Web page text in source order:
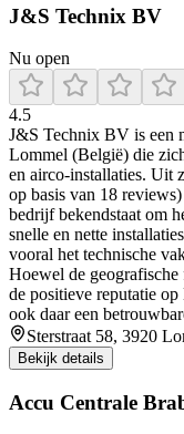
J&S Technix BV
Nu open
4.5
J&S Technix BV is een
Lommel (België) die
en airco-installaties. Uit
op basis van 18
bedrijf bekendstaat om
snelle en nette
vooral het technische
Hoewel de
de positieve reputatie
ook daar een
Sterstraat 58, 3920
Bekijk details
Accu Centrale